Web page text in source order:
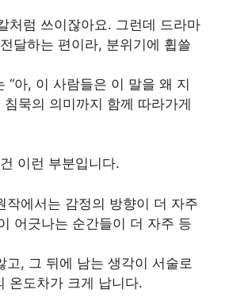
처럼 쓰이잖아요. 그런데 드라마
달하는 편이라, 분위기에 휩쓸
“아, 이 사람들은 이 말을 왜 지
침묵의 의미까지 함께 따라가게
이런 부분입니다.
작에서는 감정의 방향이 더 자주
어긋나는 순간들이 더 자주 등
고, 그 뒤에 남는 생각이 서술로
온도차가 크게 납니다.